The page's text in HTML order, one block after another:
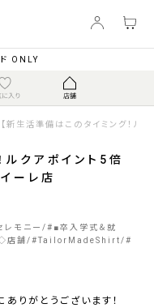
ONLY
【新生活準備はこのタイミング！
ルクアポイント5倍
ーレ店
レモニー # ■卒入学式＆就
店舗 #TailorMadeShirt #
りがとうございます！